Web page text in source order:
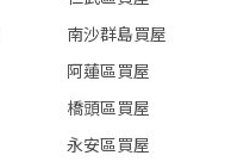
南沙群島買屋
阿蓮區買屋
橋頭區買屋
永安區買屋